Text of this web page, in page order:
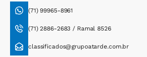
(71) 99965-8961
(71) 2886-2683 / Ramal 8526
classificados@grupoatarde.com.br